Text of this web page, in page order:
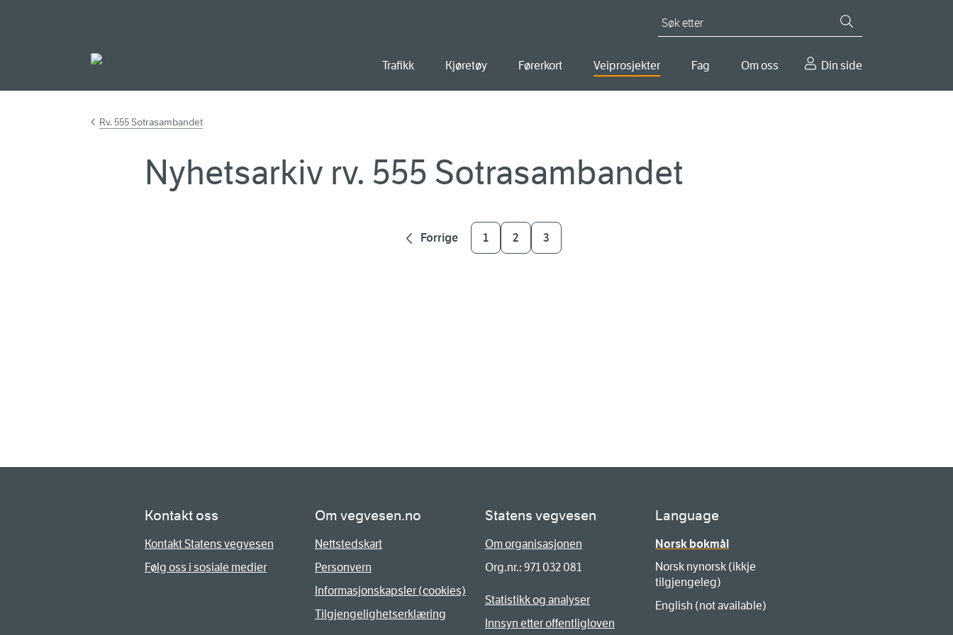
Trafikk Kjøretøy Førerkort Veiprosjekter Fag Om oss Din side
Rv. 555 Sotrasambandet
Nyhetsarkiv rv. 555 Sotrasambandet
Forrige 1 2 3
Kontakt oss
Kontakt Statens vegvesen
Følg oss i sosiale medier
Om vegvesen.no
Nettstedskart
Personvern
Informasjonskapsler (cookies)
Tilgjengelighetserklæring
Statens vegvesen
Om organisasjonen
Org.nr.: 971 032 081
Statistikk og analyser
Innsyn etter offentligloven
Language
Norsk bokmål
Norsk nynorsk (ikkje
tilgjengeleg)
English (not available)